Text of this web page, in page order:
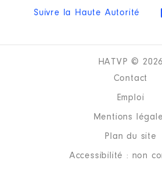
Suivre la Haute Autorité
HATVP © 2026
Contact
Emploi
Mentions
Plan du site
Accessibilité : non